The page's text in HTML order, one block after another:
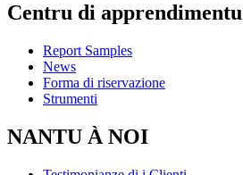
Centru di apprendimentu
Report Samples
News
Forma di riservazione
Strumenti
NANTU À NOI